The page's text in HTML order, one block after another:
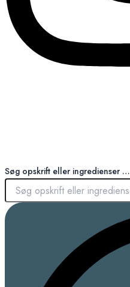
Søg opskrift eller ingredienser …